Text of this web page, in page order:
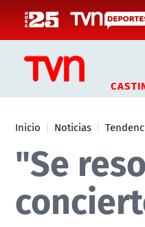
Inicio Noticias
"Se